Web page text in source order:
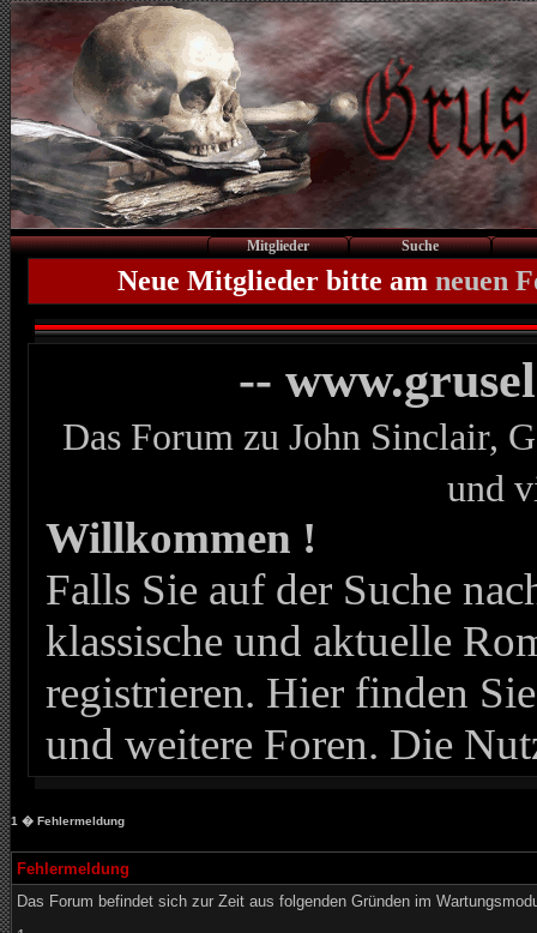
Mitglieder Suche
Neue Mitglieder bitte am neuen
--
Das Forum zu John Sinclair,
und
Willkommen !
Falls Sie auf der Suche
klassische und aktuelle
registrieren. Hier finden
und weitere Foren. Die
1 � Fehlermeldung
Fehlermeldung
Das Forum befindet sich zur Zeit aus folgenden Gründen im